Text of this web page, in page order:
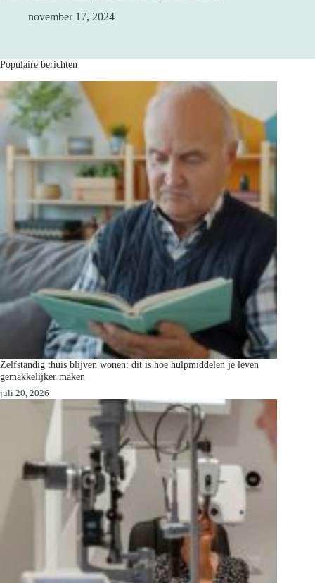
november 17, 2024
Populaire berichten
Zelfstandig thuis blijven wonen: dit is hoe hulpmiddelen je leven
gemakkelijker maken
juli 20, 2026